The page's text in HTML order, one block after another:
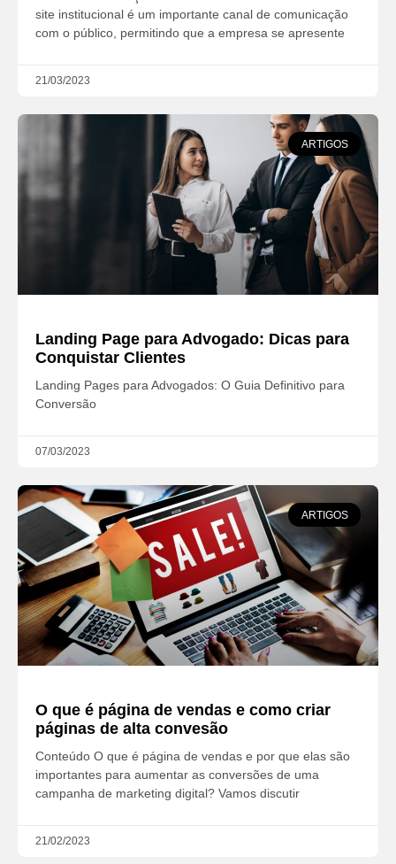
site institucional é um importante canal de comunicação
com o público, permitindo que a empresa se apresente
21/03/2023
ARTIGOS
Landing Page para Advogado: Dicas para
Conquistar Clientes
Landing Pages para Advogados: O Guia Definitivo para
Conversão
07/03/2023
ARTIGOS
O que é página de vendas e como criar
páginas de alta convesão
Conteúdo O que é página de vendas e por que elas são
importantes para aumentar as conversões de uma
campanha de marketing digital? Vamos discutir
21/02/2023